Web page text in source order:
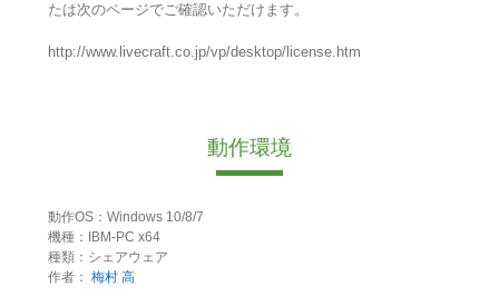
たは次のページでご確認いただけます。
http://www.livecraft.co.jp/vp/desktop/license.htm
動作環境
動作OS：Windows 10/8/7
機種：IBM-PC x64
種類：シェアウェア
作者： 梅村 高